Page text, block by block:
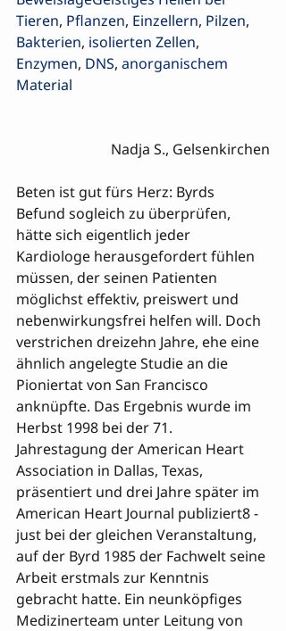
Tieren, Pflanzen, Einzellern, Pilzen,
Bakterien, isolierten Zellen,
Enzymen, DNS, anorganischem
Material
Nadja S., Gelsenkirchen
Beten ist gut fürs Herz: Byrds
Befund sogleich zu überprüfen,
hätte sich eigentlich jeder
Kardiologe herausgefordert fühlen
müssen, der seinen Patienten
möglichst effektiv, preiswert und
nebenwirkungsfrei helfen will. Doch
verstrichen dreizehn Jahre, ehe eine
ähnlich angelegte Studie an die
Pioniertat von San Francisco
anknüpfte. Das Ergebnis wurde im
Herbst 1998 bei der 71.
Jahrestagung der American Heart
Association in Dallas, Texas,
präsentiert und drei Jahre später im
American Heart Journal publiziert8 -
just bei der gleichen Veranstaltung,
auf der Byrd 1985 der Fachwelt seine
Arbeit erstmals zur Kenntnis
gebracht hatte. Ein neunköpfiges
Medizinerteam unter Leitung von